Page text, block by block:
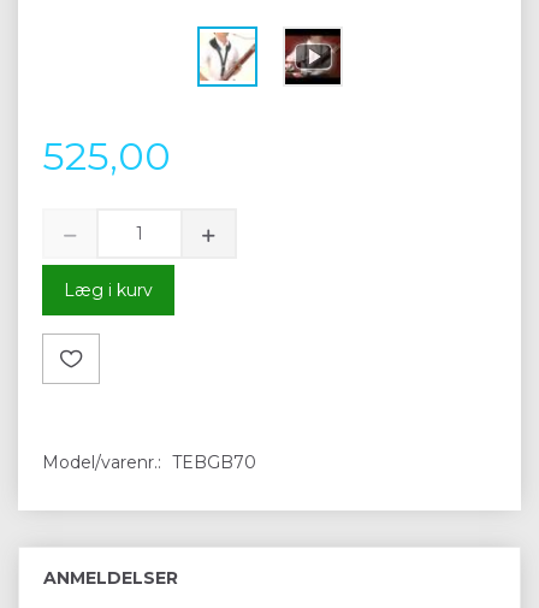
525,00
Læg i kurv
Model/varenr.: TEBGB70
ANMELDELSER